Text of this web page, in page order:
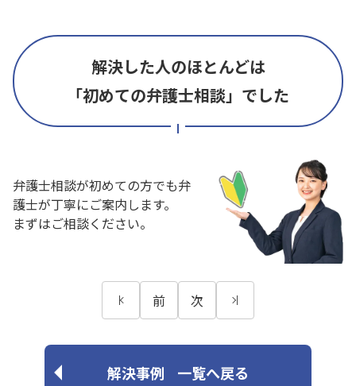
解決した人のほとんどは
「初めての弁護士相談」でした
弁護士相談が初めての方でも弁
護士が丁寧にご案内します。
まずはご相談ください。
前 次
解決事例 一覧へ戻る